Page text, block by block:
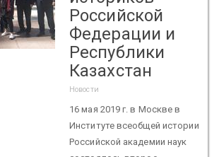
Российской
Федерации и
Республики
Казахстан
Новости
16 мая 2019 г. в Москве в
Институте всеобщей истории
Российской академии наук